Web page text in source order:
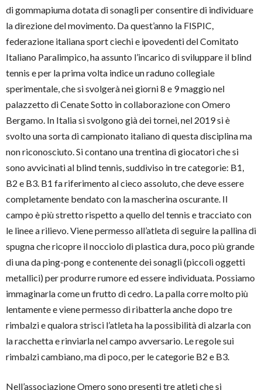
di gommapiuma dotata di sonagli per consentire di individuare
la direzione del movimento. Da quest’anno la FISPIC,
federazione italiana sport ciechi e ipovedenti del Comitato
Italiano Paralimpico, ha assunto l’incarico di sviluppare il blind
tennis e per la prima volta indice un raduno collegiale
sperimentale, che si svolgerà nei giorni 8 e 9 maggio nel
palazzetto di Cenate Sotto in collaborazione con Omero
Bergamo. In Italia si svolgono già dei tornei, nel 2019 si è
svolto una sorta di campionato italiano di questa disciplina ma
non riconosciuto. Si contano una trentina di giocatori che si
sono avvicinati al blind tennis, suddiviso in tre categorie: B1,
B2 e B3. B1 fa riferimento al cieco assoluto, che deve essere
completamente bendato con la mascherina oscurante. Il
campo è più stretto rispetto a quello del tennis e tracciato con
le linee a rilievo. Viene permesso all’atleta di seguire la pallina di
spugna che ricopre il nocciolo di plastica dura, poco più grande
di una da ping-pong e contenente dei sonagli (piccoli oggetti
metallici) per produrre rumore ed essere individuata. Possiamo
immaginarla come un frutto di cedro. La palla corre molto più
lentamente e viene permesso di ribatterla anche dopo tre
rimbalzi e qualora strisci l’atleta ha la possibilità di alzarla con
la racchetta e rinviarla nel campo avversario. Le regole sui
rimbalzi cambiano, ma di poco, per le categorie B2 e B3.
Nell’associazione Omero sono presenti tre atleti che si